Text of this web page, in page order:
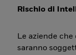
Rischio di
Le aziende
saranno